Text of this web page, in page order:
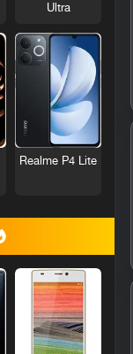
Ultra
Realme P4 Lite